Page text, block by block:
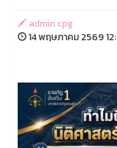
admin cpg
14 พฤษภาคม 2569